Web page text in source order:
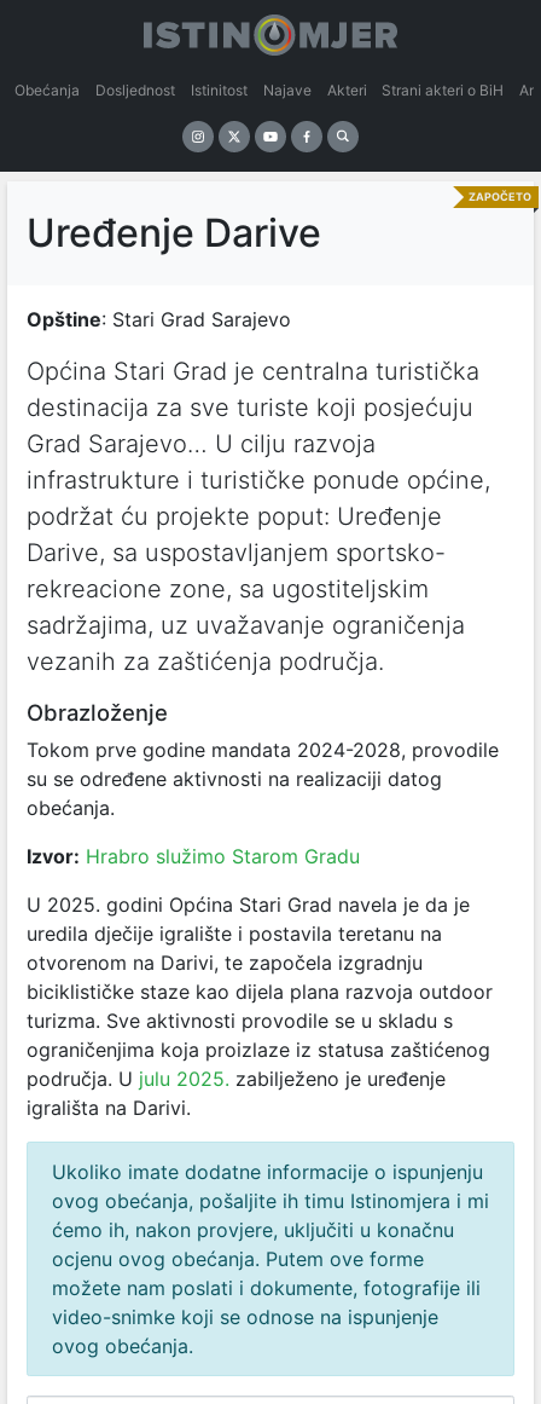
Obećanja Dosljednost Istinitost Najave Akteri Strani akteri o BiH
ZAPOČETO
Uređenje Darive
Opštine: Stari Grad Sarajevo
Općina Stari Grad je centralna turistička
destinacija za sve turiste koji posjećuju
Grad Sarajevo… U cilju razvoja
infrastrukture i turističke ponude općine,
podržat ću projekte poput: Uređenje
Darive, sa uspostavljanjem sportsko-
rekreacione zone, sa ugostiteljskim
sadržajima, uz uvažavanje ograničenja
vezanih za zaštićenja područja.
Obrazloženje
Tokom prve godine mandata 2024-2028, provodile
su se određene aktivnosti na realizaciji datog
obećanja.
Izvor: Hrabro služimo Starom Gradu
U 2025. godini Općina Stari Grad navela je da je
uredila dječije igralište i postavila teretanu na
otvorenom na Darivi, te započela izgradnju
biciklističke staze kao dijela plana razvoja outdoor
turizma. Sve aktivnosti provodile se u skladu s
ograničenjima koja proizlaze iz statusa zaštićenog
područja. U julu 2025. zabilježeno je uređenje
igrališta na Darivi.
Ukoliko imate dodatne informacije o ispunjenju
ovog obećanja, pošaljite ih timu Istinomjera i mi
ćemo ih, nakon provjere, uključiti u konačnu
ocjenu ovog obećanja. Putem ove forme
možete nam poslati i dokumente, fotografije ili
video-snimke koji se odnose na ispunjenje
ovog obećanja.